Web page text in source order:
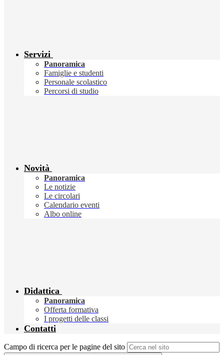
Servizi
Panoramica
Famiglie e studenti
Personale scolastico
Percorsi di studio
Novità
Panoramica
Le notizie
Le circolari
Calendario eventi
Albo online
Didattica
Panoramica
Offerta formativa
I progetti delle classi
Contatti
Campo di ricerca per le pagine del sito